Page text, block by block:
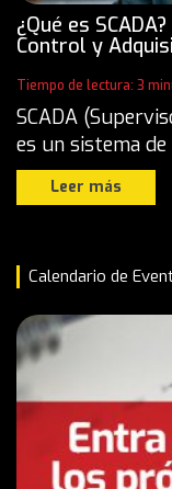
¿Qué es
Control y
Tiempo de lectura: 3
SCADA
es un sistema
Leer más
Calendario de